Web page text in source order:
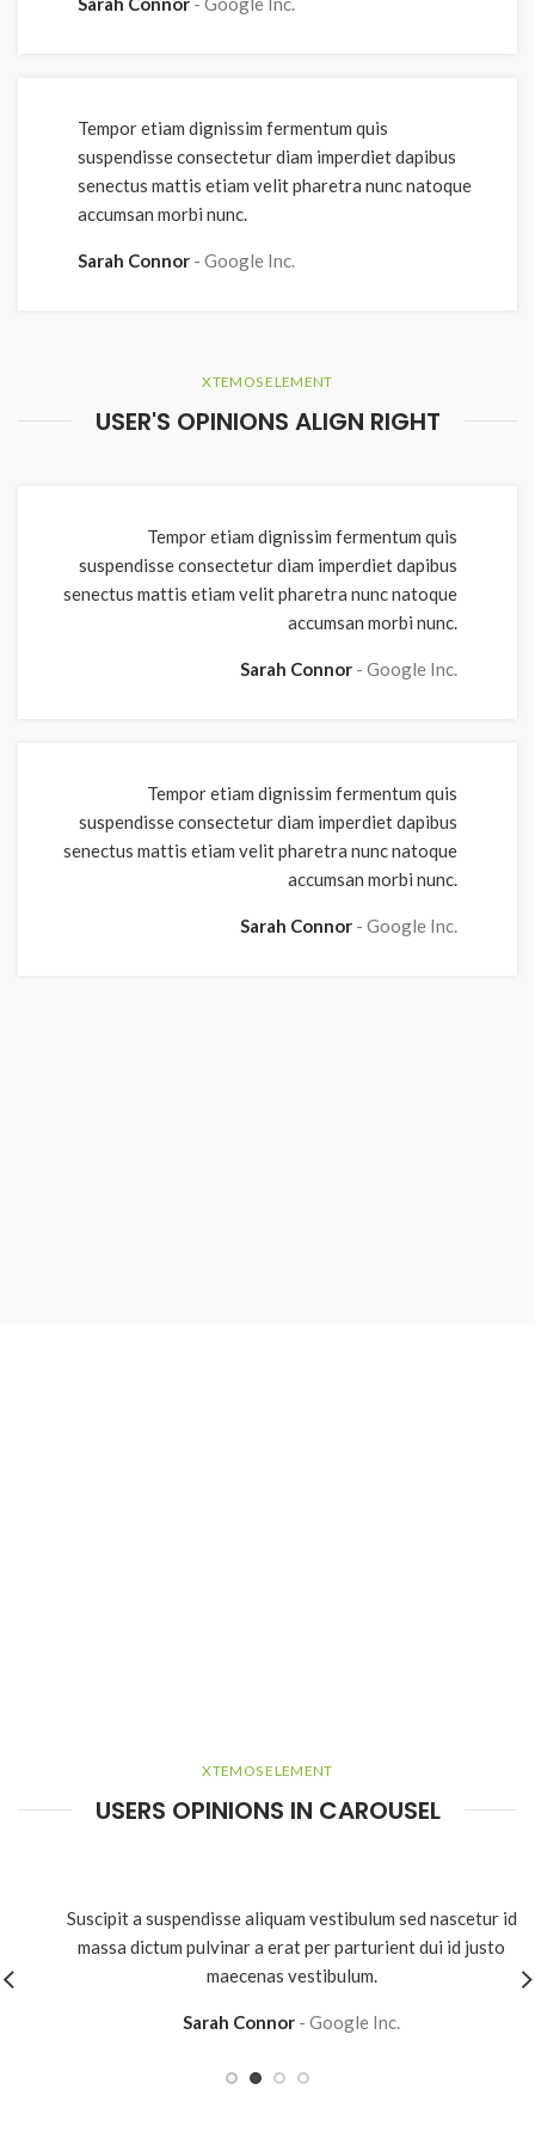
Tempor etiam dignissim fermentum quis
suspendisse consectetur diam imperdiet dapibus
senectus mattis etiam velit pharetra nunc natoque
accumsan morbi nunc.
Sarah Connor Google Inc.
XTEMOS ELEMENT
USER'S OPINIONS ALIGN RIGHT
Tempor etiam dignissim fermentum quis
suspendisse consectetur diam imperdiet dapibus
senectus mattis etiam velit pharetra nunc natoque
accumsan morbi nunc.
Sarah Connor Google Inc.
Tempor etiam dignissim fermentum quis
suspendisse consectetur diam imperdiet dapibus
senectus mattis etiam velit pharetra nunc natoque
accumsan morbi nunc.
Sarah Connor Google Inc.
XTEMOS ELEMENT
USERS OPINIONS IN CAROUSEL
Suscipit a suspendisse aliquam vestibulum sed nascetur id
massa dictum pulvinar a erat per parturient dui id justo
maecenas vestibulum.
Sarah Connor Google Inc.